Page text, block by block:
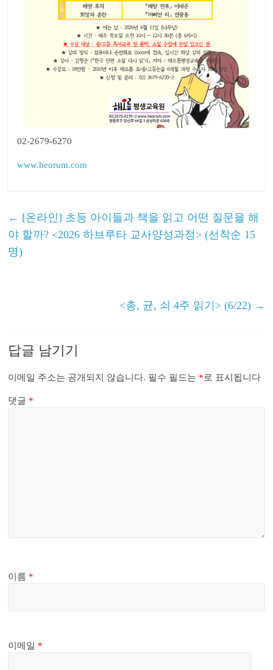
02-2679-6270
www.heorum.com
← [온라인] 초등 아이들과 책을 읽고 어떤 질문을 해
야 할까? <2026 하브루타 교사양성과정> (선착순 15
명)
<총, 균, 쇠 4주 읽기> (6/22) →
답글 남기기
이메일 주소는 공개되지 않습니다. 필수 필드는 *로 표시됩니다
댓글 *
이름 *
이메일 *